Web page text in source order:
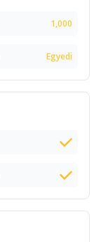
1,000
Egyedi